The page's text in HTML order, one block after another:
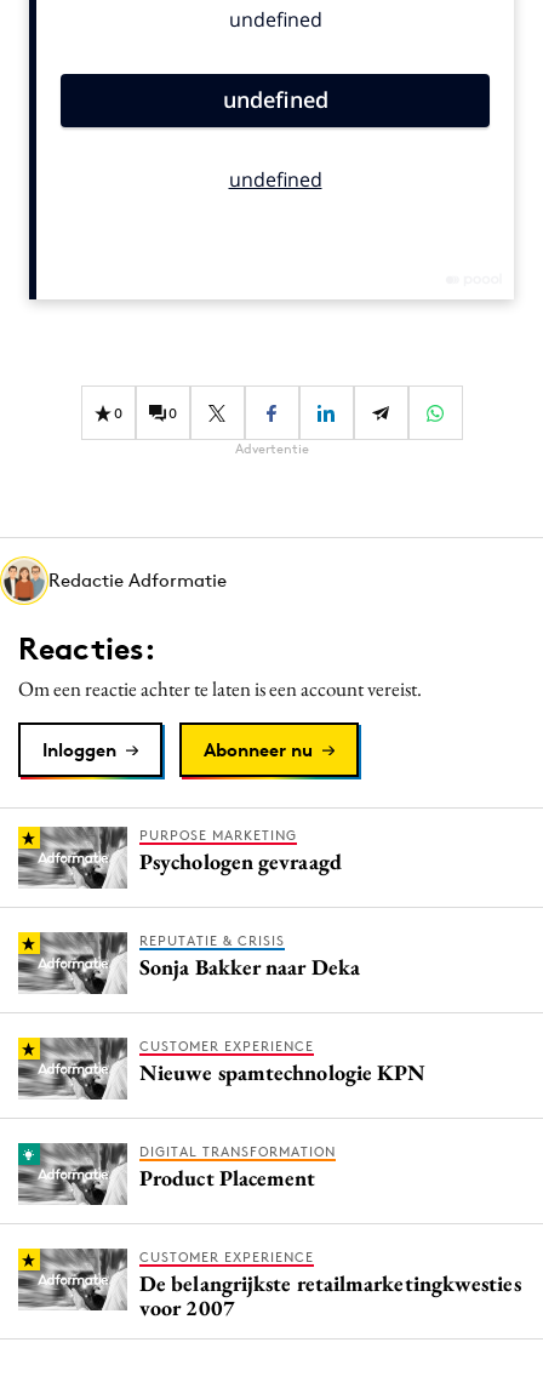
Contentmarketing
Effectiviteit
Gedragsverandering
Martech
Media
Merkstrategie
PR
Programmatic
Reputatie & crisis
0 0
Advertentie
Redactie Adformatie
Reacties:
Om een reactie achter te laten is een account vereist.
Inloggen Abonneer nu
PURPOSE MARKETING
Psychologen gevraagd
REPUTATIE & CRISIS
Sonja Bakker naar Deka
CUSTOMER EXPERIENCE
Nieuwe spamtechnologie KPN
DIGITAL TRANSFORMATION
Product Placement
CUSTOMER EXPERIENCE
De belangrijkste retailmarketingkwesties
voor 2007